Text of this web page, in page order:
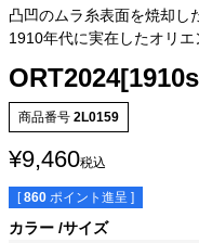
凸凹のムラ糸表面を焼却し
1910年代に実在したオリ
商品番号 2L0159
¥9,460税込
[ 860 ポイント進呈 ]
カラー サイズ